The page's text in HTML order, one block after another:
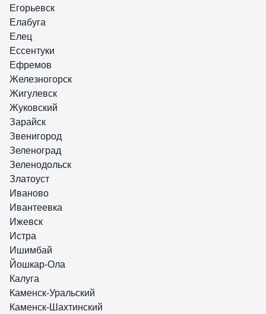
Егорьевск
Елабуга
Елец
Ессентуки
Ефремов
Железногорск
Жигулевск
Жуковский
Зарайск
Звенигород
Зеленоград
Зеленодольск
Златоуст
Иваново
Ивантеевка
Ижевск
Истра
Ишимбай
Йошкар-Ола
Калуга
Каменск-Уральский
Каменск-Шахтинский